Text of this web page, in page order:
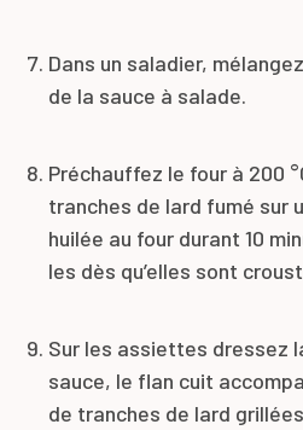
Dans un saladier,
de la sauce à salade.
Préchauffez le four à 200
tranches de lard fumé sur
huilée au four durant 10
les dès qu’elles sont
Sur les assiettes dressez
sauce, le flan cuit
de tranches de lard